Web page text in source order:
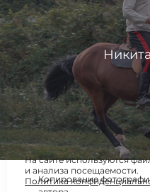
Копирование
На сайте используются
и анализа посещаемости.
Политика